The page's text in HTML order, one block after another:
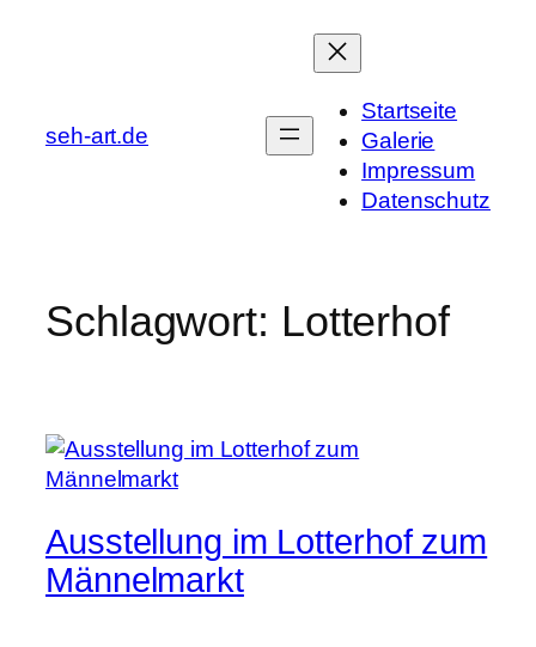
seh-art.de
Startseite
Galerie
Impressum
Datenschutz
Schlagwort: Lotterhof
Ausstellung im Lotterhof zum
Männelmarkt